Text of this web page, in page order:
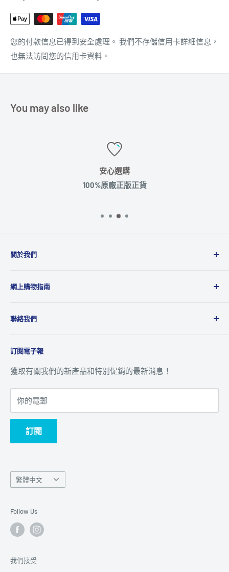
您的付款信息已得到安全處理。 我們不存儲信用卡詳細信息，
也無法訪問您的信用卡資料。
You may also like
安心選購
100%原廠正版正貨
關於我們
商，代理多達20多個國際品牌，產品包括消費性電子產
供全面的銷售、市場推廣及售後服務到香港及澳門地區。
網上購物指南
退貨及退款政策
追蹤訂單
聯絡我們
聯絡我們
客戶服務
訂閱電子報
獲取有關我們的新產品和特別促銷的最新消息！
你的電郵
訂閱
Language
語
繁體中文
Follow Us
我們接受